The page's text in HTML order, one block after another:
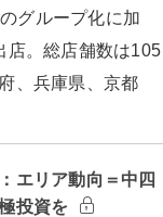
グループ化に加
店。総店舗数は105
、兵庫県、京都
エリア動向＝中四
投資を